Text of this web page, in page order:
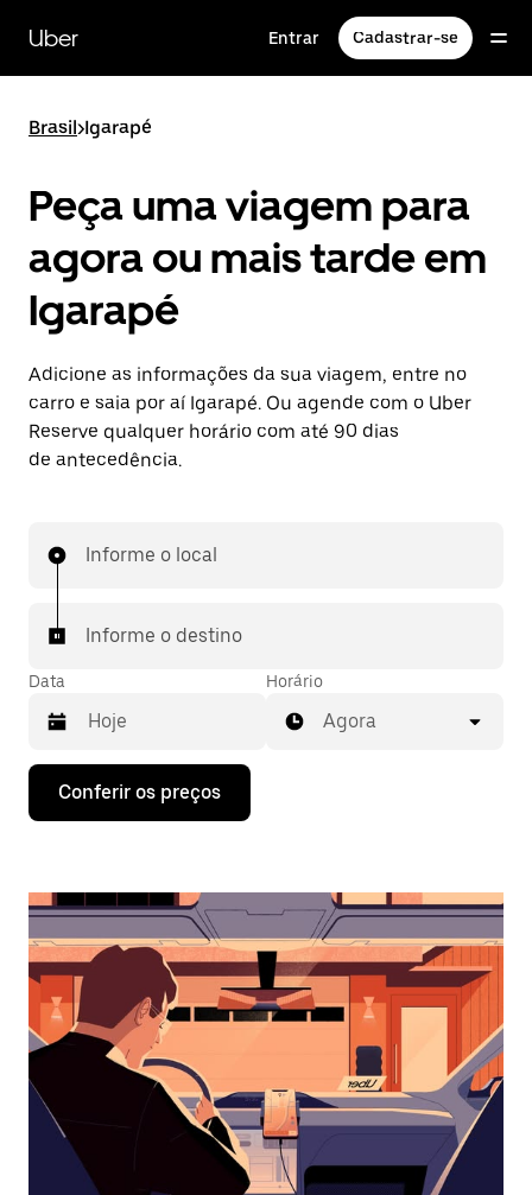
para
conteúdo
Uber Entrar Cadastrar-se
Brasil>Igarapé
Peça uma viagem para
agora ou mais tarde em
Igarapé
Adicione as informações da sua viagem, entre no
carro e saia por aí Igarapé. Ou agende com o Uber
Reserve qualquer horário com até 90 dias
de antecedência.
Informe o local
Informe o destino
Data
Pressione
seta
interagir
o
calendário
selecionar
uma
data.
Pressione
a
tecla
“ESC”
Horário
Agora
Conferir os preços